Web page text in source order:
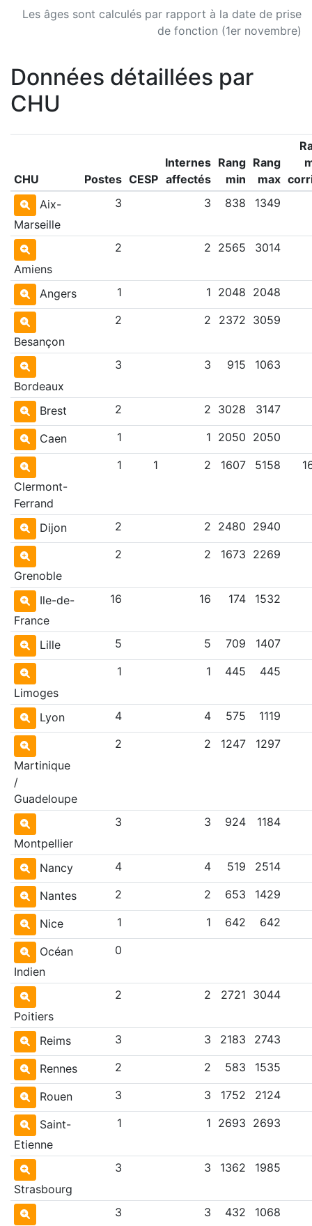
Les âges sont calculés par rapport à la date de prise
de fonction (1er novembre)
Données détaillées par
CHU
CHU Postes CESP
Internes
affectés
Rang
min
Rang
max
Aix-
Marseille
3 3 838 1349
Amiens
2 2 2565 3014
Angers 1 1 2048 2048
Besançon
2 2 2372 3059
Bordeaux
3 3 915 1063
Brest 2 2 3028 3147
Caen 1 1 2050 2050
Clermont-
Ferrand
1 1 2 1607 5158
Dijon 2 2 2480 2940
Grenoble
2 2 1673 2269
Ile-de-
France
16 16 174 1532
Lille 5 5 709 1407
Limoges
1 1 445 445
Lyon 4 4 575 1119
Martinique
/
Guadeloupe
2 2 1247 1297
Montpellier
3 3 924 1184
Nancy 4 4 519 2514
Nantes 2 2 653 1429
Nice 1 1 642 642
Océan
Indien
0
Poitiers
2 2 2721 3044
Reims 3 3 2183 2743
Rennes 2 2 583 1535
Rouen 3 3 1752 2124
Saint-
Etienne
1 1 2693 2693
Strasbourg
3 3 1362 1985
3 3 432 1068